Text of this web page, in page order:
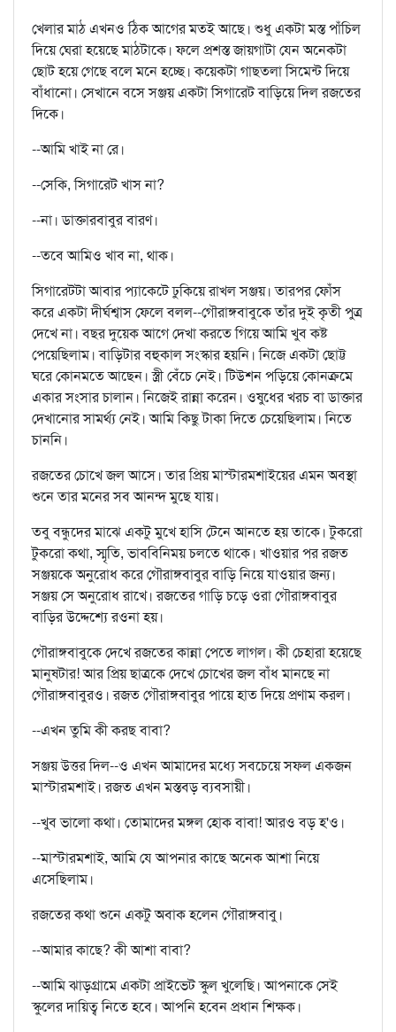
খেলার মাঠ এখনও ঠিক আগের মতই আছে। শুধু একটা মস্ত পাঁচিল
দিয়ে ঘেরা হয়েছে মাঠটাকে। ফলে প্রশস্ত জায়গাটা যেন অনেকটা
ছোট হয়ে গেছে বলে মনে হচ্ছে। কয়েকটা গাছতলা সিমেন্ট দিয়ে
বাঁধানো। সেখানে বসে সঞ্জয় একটা সিগারেট বাড়িয়ে দিল রজতের
দিকে।
--আমি খাই না রে।
--সেকি, সিগারেট খাস না?
--না। ডাক্তারবাবুর বারণ।
--তবে আমিও খাব না, থাক।
সিগারেটটা আবার প্যাকেটে ঢুকিয়ে রাখল সঞ্জয়। তারপর ফোঁস
করে একটা দীর্ঘশ্বাস ফেলে বলল--গৌরাঙ্গবাবুকে তাঁর দুই কৃতী পুত্র
দেখে না। বছর দুয়েক আগে দেখা করতে গিয়ে আমি খুব কষ্ট
পেয়েছিলাম। বাড়িটার বহুকাল সংস্কার হয়নি। নিজে একটা ছোট্ট
ঘরে কোনমতে আছেন। স্ত্রী বেঁচে নেই। টিউশন পড়িয়ে কোনক্রমে
একার সংসার চালান। নিজেই রান্না করেন। ওষুধের খরচ বা ডাক্তার
দেখানোর সামর্থ্য নেই। আমি কিছু টাকা দিতে চেয়েছিলাম। নিতে
চাননি।
রজতের চোখে জল আসে। তার প্রিয় মাস্টারমশাইয়ের এমন অবস্থা
শুনে তার মনের সব আনন্দ মুছে যায়।
তবু বন্ধুদের মাঝে একটু মুখে হাসি টেনে আনতে হয় তাকে। টুকরো
টুকরো কথা, স্মৃতি, ভাববিনিময় চলতে থাকে। খাওয়ার পর রজত
সঞ্জয়কে অনুরোধ করে গৌরাঙ্গবাবুর বাড়ি নিয়ে যাওয়ার জন্য।
সঞ্জয় সে অনুরোধ রাখে। রজতের গাড়ি চড়ে ওরা গৌরাঙ্গবাবুর
বাড়ির উদ্দেশ্যে রওনা হয়।
গৌরাঙ্গবাবুকে দেখে রজতের কান্না পেতে লাগল। কী চেহারা হয়েছে
মানুষটার! আর প্রিয় ছাত্রকে দেখে চোখের জল বাঁধ মানছে না
গৌরাঙ্গবাবুরও। রজত গৌরাঙ্গবাবুর পায়ে হাত দিয়ে প্রণাম করল।
--এখন তুমি কী করছ বাবা?
সঞ্জয় উত্তর দিল--ও এখন আমাদের মধ্যে সবচেয়ে সফল একজন
মাস্টারমশাই। রজত এখন মস্তবড় ব্যবসায়ী।
--খুব ভালো কথা। তোমাদের মঙ্গল হোক বাবা! আরও বড় হ'ও।
--মাস্টারমশাই, আমি যে আপনার কাছে অনেক আশা নিয়ে
এসেছিলাম।
রজতের কথা শুনে একটু অবাক হলেন গৌরাঙ্গবাবু।
--আমার কাছে? কী আশা বাবা?
--আমি ঝাড়গ্রামে একটা প্রাইভেট স্কুল খুলেছি। আপনাকে সেই
স্কুলের দায়িত্ব নিতে হবে। আপনি হবেন প্রধান শিক্ষক।